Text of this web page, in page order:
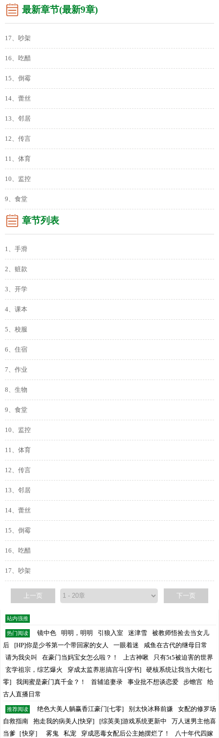
最新章节(最新9章)
17、吵架
16、吃醋
15、倒霉
14、蕾丝
13、邻居
12、传言
11、体育
10、监控
9、食堂
章节列表
1、手滑
2、赃款
3、开学
4、课本
5、校服
6、住宿
7、作业
8、生物
9、食堂
10、监控
11、体育
12、传言
13、邻居
14、蕾丝
15、倒霉
16、吃醋
17、吵架
上一页 下一页
站内强推
热门阅读 镜中色 明明，明明 引狼入室 迷津雪
被教师悟捡去当女儿
后
[HP]你是少爷第一个带回家的女人 一眼着迷
咸鱼在古代的继母日常
请为我尖叫
在豪门当妈宝女怎么啦？！ 上古神啾
只有5t5被迫害的世界
玄学祖宗，综艺爆火
穿成太监养崽搞宫斗[穿书]
硬核系统让我当大佬[七
零]
我闺蜜是豪门真千金？！ 首辅追妻录 事业批不想谈恋爱 步蟾宫
给
古人直播日常
推荐阅读 绝色大美人躺赢香江豪门[七零] 别太快冰释前嫌
女配的修罗场
自救指南
抱走我的病美人[快穿] [综英美]游戏系统更新中
万人迷男主他喜
当爹［快穿］
雾鬼 私宠 穿成恶毒女配后公主她摆烂了！ 八十年代四嫁